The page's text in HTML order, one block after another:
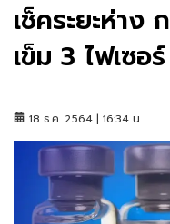
เช็คระยะห่าง
เข็ม 3 ไฟเซอ
18 ธ.ค. 2564 | 16:34 น.